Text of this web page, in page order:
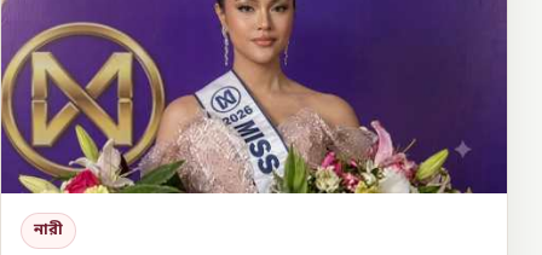
নারী